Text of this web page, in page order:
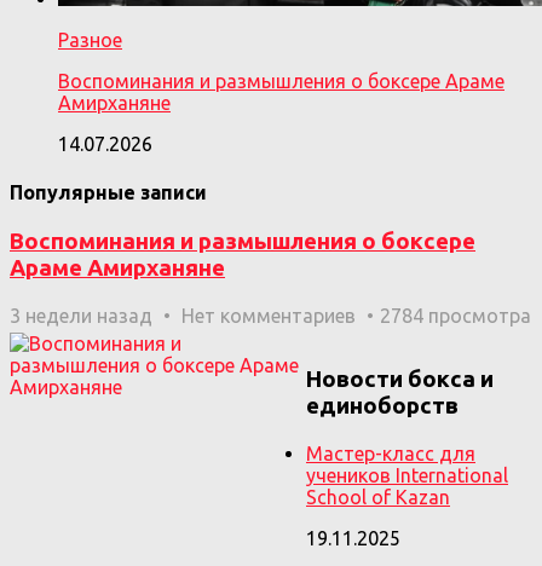
Разное
Воспоминания и размышления о боксере Араме
Амирханяне
14.07.2026
Популярные записи
Воспоминания и размышления о боксере
Араме Амирханяне
3 недели назад Нет комментариев 2784 просмотра
Новости бокса и
единоборств
Мастер-класс для
учеников International
School of Kazan
19.11.2025